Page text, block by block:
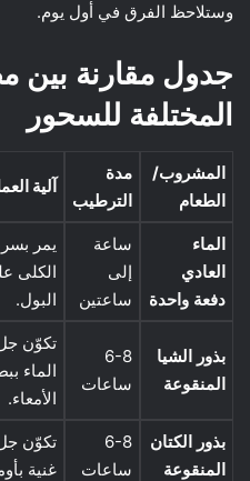
وستلاحظ الفرق في أول يوم.
جدول مقارنة بين
المختلفة للسحور
المشروب/
الطعام
مدة
الترطيب
آلية
الماء
العادي
دفعة واحدة
ساعة
إلى
ساعتين
يمر
الكلى
البول.
بذور الشيا
المنقوعة
6-8
ساعات
تكوّن
الماء
الأمعاء.
بذور الكتان
المنقوعة
6-8
ساعات
تكوّن
غنية